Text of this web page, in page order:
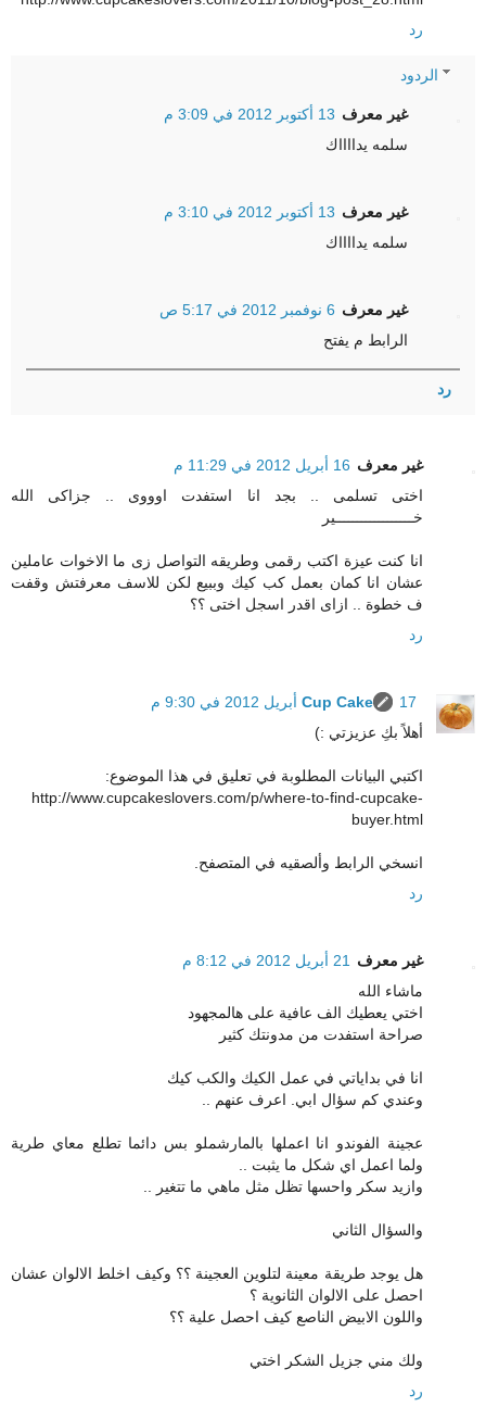
رد
الردود
غير معرف 13 أكتوبر 2012 في 3:09 م
سلمه يدااااك
غير معرف 13 أكتوبر 2012 في 3:10 م
سلمه يدااااك
غير معرف 6 نوفمبر 2012 في 5:17 ص
الرابط م يفتح
رد
غير معرف 16 أبريل 2012 في 11:29 م
اختى تسلمى .. بجد انا استفدت اوووى .. جزاكى الله
خــــــــــــــــــير
انا كنت عيزة اكتب رقمى وطريقه التواصل زى ما الاخوات عاملين
عشان انا كمان بعمل كب كيك وببيع لكن للاسف معرفتش وقفت
ف خطوة .. ازاى اقدر اسجل اختى ؟؟
رد
Cup Cake
17 أبريل 2012 في 9:30 م
أهلاً بكِ عزيزتي :)
اكتبي البيانات المطلوبة في تعليق في هذا الموضوع:
http://www.cupcakeslovers.com/p/where-to-find-cupcake-
buyer.html
انسخي الرابط وألصقيه في المتصفح.
رد
غير معرف
21 أبريل 2012 في 8:12 م
ماشاء الله
اختي يعطيك الف عافية على هالمجهود
صراحة استفدت من مدونتك كثير
انا في بداياتي في عمل الكيك والكب كيك
وعندي كم سؤال ابي. اعرف عنهم ..
عجينة الفوندو انا اعملها بالمارشملو بس دائما تطلع معاي طرية
ولما اعمل اي شكل ما يثبت ..
وازيد سكر واحسها تظل مثل ماهي ما تتغير ..
والسؤال الثاني
هل يوجد طريقة معينة لتلوين العجينة ؟؟ وكيف اخلط الالوان عشان
احصل على الالوان الثانوية ؟
واللون الابيض الناصع كيف احصل علية ؟؟
ولك مني جزيل الشكر اختي
رد